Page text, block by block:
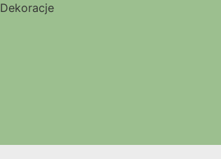
Dekoracje